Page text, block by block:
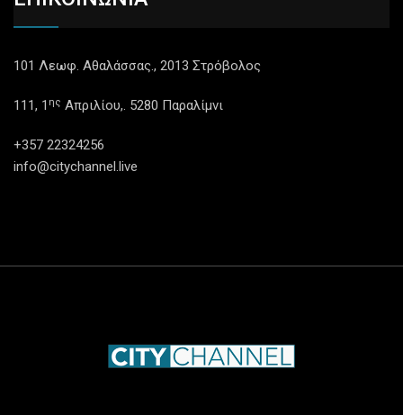
101 Λεωφ. Αθαλάσσας., 2013 Στρόβολος
111, 1 ης Απριλίου,. 5280 Παραλίμνι
+357 22324256
info@citychannel.live